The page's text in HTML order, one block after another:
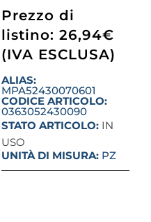
Prezzo di
listino: 26,94€
(IVA ESCLUSA)
ALIAS:
MPA52430070601
CODICE ARTICOLO:
0363052430090
STATO ARTICOLO: IN
USO
UNITÀ DI MISURA:PZ